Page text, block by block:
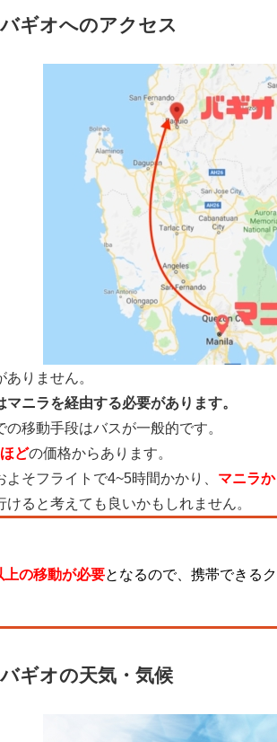
ギオへのアクセス
りません。
ニラを経由する必要があります。
移動手段はバスが一般的です。
どの価格からあります。
よそフライトで4~5時間かかり、 マニラ
けると考えても良いかもしれません。
上の移動が必要となるので、携帯できる
ギオの天気・気候